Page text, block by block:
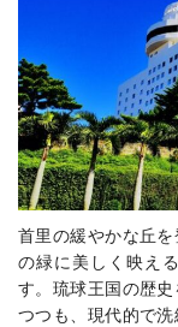
首里の緩やかな丘
の緑に美しく映え
す。琉球王国の歴
つつも、現代的で